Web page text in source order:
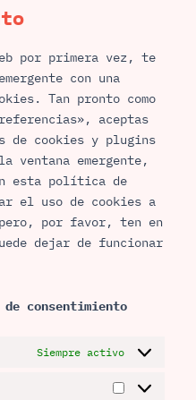
por primera vez, te
con una
Tan pronto como
aceptas
de cookies y plugins
ventana emergente,
esta política de
el uso de cookies a
por favor, ten en
dejar de funcionar
consentimiento
Siempre activo